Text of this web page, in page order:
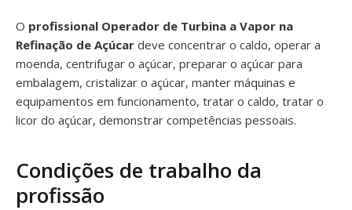
O profissional Operador de Turbina a Vapor na
Refinação de Açúcar deve concentrar o caldo, operar a
moenda, centrifugar o açúcar, preparar o açúcar para
embalagem, cristalizar o açúcar, manter máquinas e
equipamentos em funcionamento, tratar o caldo, tratar o
licor do açúcar, demonstrar competências pessoais.
Condições de trabalho da
profissão